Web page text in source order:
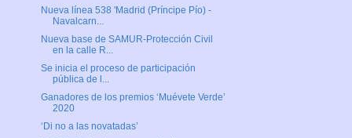
Nueva línea 538 'Madrid (Príncipe Pío) -
Navalcarn...
Nueva base de SAMUR-Protección Civil
en la calle R...
Se inicia el proceso de participación
pública de l...
Ganadores de los premios ‘Muévete Verde’
2020
‘Di no a las novatadas’